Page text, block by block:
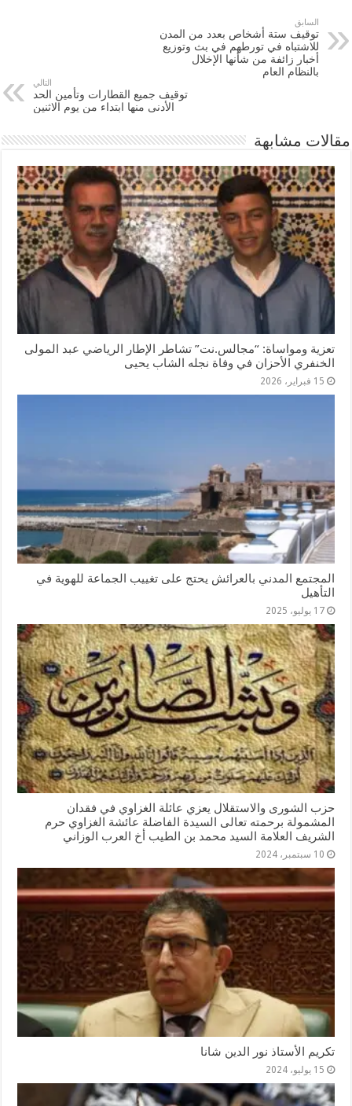
السابق
توقيف ستة أشخاص بعدد من المدن
للاشتباه في تورطهم في بث وتوزيع
أخبار زائفة من شأنها الإخلال
بالنظام العام
التالي
توقيف جميع القطارات وتأمين الحد
الأدنى منها ابتداء من يوم الاثنين
مقالات مشابهة
تعزية ومواساة: “مجالس.نت” تشاطر الإطار الرياضي عبد المولى
الخنفري الأحزان في وفاة نجله الشاب يحيى
15 فبراير، 2026
المجتمع المدني بالعرائش يحتج على تغييب الجماعة للهوية في
التأهيل
17 يوليو، 2025
حزب الشورى والاستقلال يعزي عائلة الغزاوي في فقدان
المشمولة برحمته تعالى السيدة الفاضلة عائشة الغزاوي حرم
الشريف العلامة السيد محمد بن الطيب أخ العرب الوزاني
10 سبتمبر، 2024
تكريم الأستاذ نور الدين شانا
15 يوليو، 2024